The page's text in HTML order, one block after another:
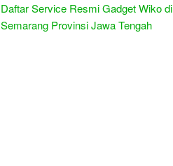
Daftar Service Resmi Gadget Wiko di
Semarang Provinsi Jawa Tengah